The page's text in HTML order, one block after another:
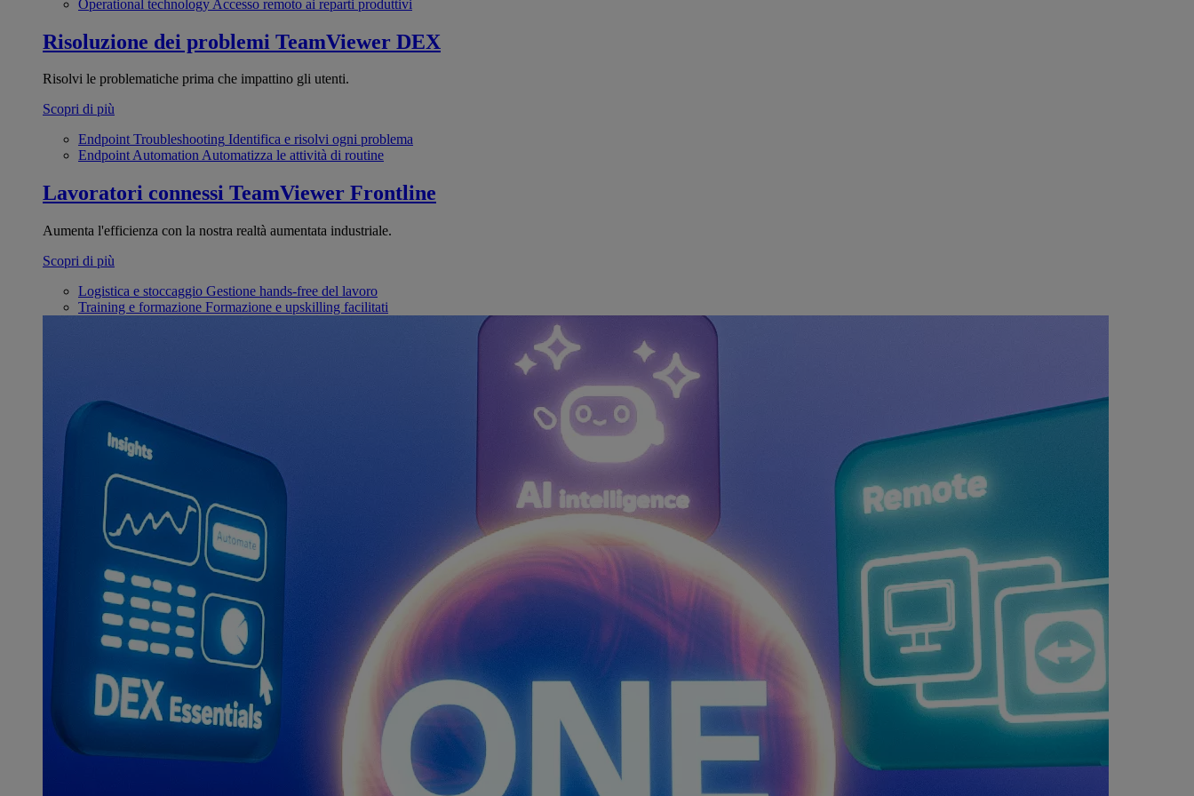
Operational technology Accesso remoto ai reparti produttivi
Risoluzione dei problemi TeamViewer DEX
Risolvi le problematiche prima che impattino gli utenti.
Scopri di più
Endpoint Troubleshooting Identifica e risolvi ogni problema
Endpoint AutomationAutomatizza le attività di routine
Lavoratori connessi TeamViewer Frontline
Aumenta l'efficienza con la nostra realtà aumentata industriale.
Scopri di più
Logistica e stoccaggio Gestione hands-free del lavoro
Training e formazione Formazione e upskilling facilitati